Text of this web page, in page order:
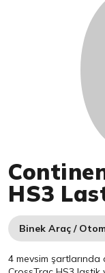
HS3
Binek Araç /
4 mevsim